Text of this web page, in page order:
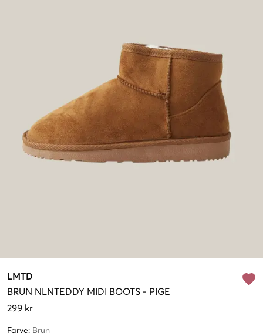
LMTD
BRUN NLNTEDDY MIDI BOOTS - PIGE
299 kr
Farve: Brun